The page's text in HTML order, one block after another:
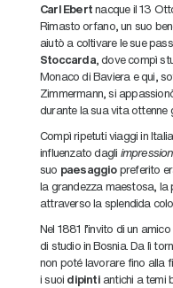
Carl Ebertnacque il 13
Rimastoorfano, un suo
aiutò a coltivare le sue
Stoccarda, dove compì
Monaco di Baviera e qui,
Zimmermann, si
durante la sua vita ottenne
Compì ripetuti viaggi in
influenzato dagli
suo paesaggiopreferito
la grandezza maestosa, la
attraverso la splendida
Nel 1881 l’invito di un
di studio inBosnia. Da lì
non poté lavorare fino alla
i suoi dipintiantichi a temi